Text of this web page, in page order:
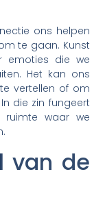
ons helpen
te gaan. Kunst
emoties die we
Het kan ons
vertellen of om
die zin fungeert
ruimte waar we
van de